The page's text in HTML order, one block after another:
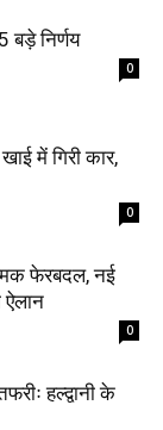
बड़े निर्णय
0
में गिरी कार,
0
फेरबदल, नई
ऐलान
0
हल्द्वानी के